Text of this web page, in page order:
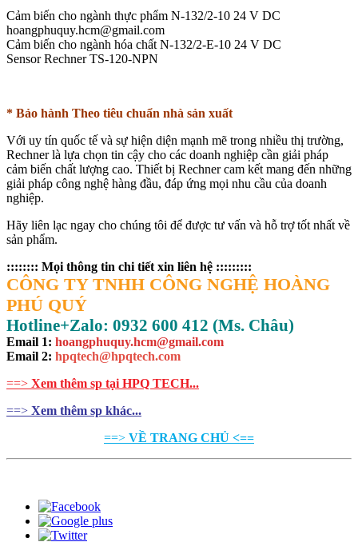
Cảm biến cho ngành thực phẩm N-132/2-10 24 V DC
hoangphuquy.hcm@gmail.com
Cảm biến cho ngành hóa chất N-132/2-E-10 24 V DC
Sensor Rechner TS-120-NPN
* Bảo hành Theo tiêu chuẩn nhà sản xuất
Với uy tín quốc tế và sự hiện diện mạnh mẽ trong nhiều thị trường,
Rechner là lựa chọn tin cậy cho các doanh nghiệp cần giải pháp
cảm biến chất lượng cao. Thiết bị Rechner cam kết mang đến những
giải pháp công nghệ hàng đầu, đáp ứng mọi nhu cầu của doanh
nghiệp.
Hãy liên lạc ngay cho chúng tôi để được tư vấn và hỗ trợ tốt nhất về
sản phẩm.
:::::::: Mọi thông tin chi tiết xin liên hệ :::::::::
CÔNG TY TNHH CÔNG NGHỆ HOÀNG
PHÚ QUÝ
Hotline+Zalo: 0932 600 412 (Ms. Châu)
Email 1: hoangphuquy.hcm@gmail.com
Email 2: hpqtech@hpqtech.com
==> Xem thêm sp tại HPQ TECH...
==> Xem thêm sp khác...
==> VỀ TRANG CHỦ <==